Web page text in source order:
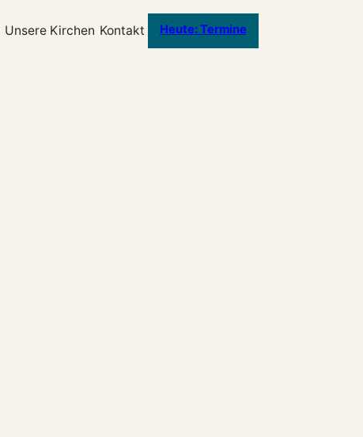
Unsere Kirchen Kontakt Heute: Termine